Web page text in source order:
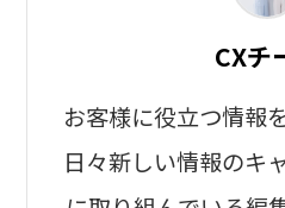
CXチ
お客様に役立つ情報
日々新しい情報のキ